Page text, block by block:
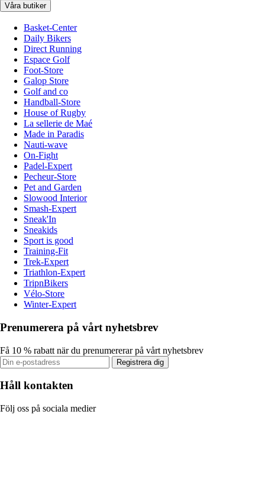
Våra butiker
Basket-Center
Daily Bikers
Direct Running
Espace Golf
Foot-Store
Galop Store
Golf and co
Handball-Store
House of Rugby
La sellerie de Maé
Made in Paradis
Nauti-wave
On-Fight
Padel-Expert
Pecheur-Store
Pet and Garden
Slowood Interior
Smash-Expert
Sneak'In
Sneakids
Sport is good
Training-Fit
Trek-Expert
Triathlon-Expert
TripnBikers
Vélo-Store
Winter-Expert
Prenumerera på vårt nyhetsbrev
Få 10 % rabatt när du prenumererar på vårt nyhetsbrev
Registrera dig
Håll kontakten
Följ oss på sociala medier